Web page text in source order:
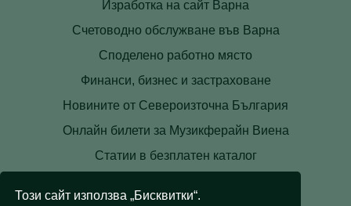
Този сайт използва „Бисквитки“.
Изработка на сайт Варна
Счетоводно обслужване във Варна
Споделено работно място
Финанси, бизнес и застраховане
Новините от Североизточна България
Онлайн билети за Музикферайн Виена
Статии в безплатен каталог